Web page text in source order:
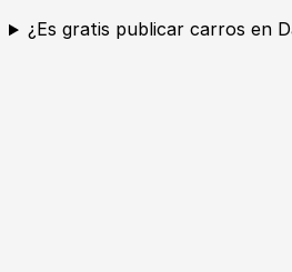
¿Es gratis publicar carros en